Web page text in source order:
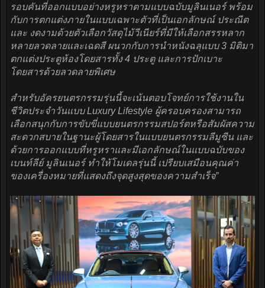
รอบคันที่ออกแบบอย่างหรูหราตามแบบฉบับมูลินเนอร์ พร้อม
กับการตกแต่งภายในแบบเฉพาะตัวที่เป็นเอกลักษณ์ ประณีต
และ งดงามด้วยตัวเลือกวัสดุไม้วีเนียร์ที่มีให้เลือกสรรหลาก
หลายลวดลายและเฉดสี ผนวกกับการนำหนังฉลุแบบ 3 มิติมา
ตกแต่งประตูห้องโดยสารทั้ง 4 ประตู และการปักเบาะ
โดยสารด้วยลวดลายพิเศษ
สำหรับอัครยนตรกรรมรุ่นนี้จะเน้นตอบโจทย์การใช้งานใน
ชีวิตประจำวันแบบ Luxury Lifestyle ผู้ครอบครองสามารถ
เลือกสนุกกับการขับขี่แบบยนตรกรรมสปอร์ตหรือสัมผัสความ
สะดวกสบายในฐานะผู้โดยสารในแบบยนตรกรรมลีมูซีน และ
ด้วยการออกแบบที่หรูหราและมีเอกลักษณ์ในแบบฉบับของ
เบนท์ลีย์ มูลินเนอร์ ทำให้โมเดลรุ่นนี้ เปรียบเสมือนคุณค่า
ของเครื่องหมายที่แสดงถึงจุดสูงสุดของความสำเร็จ”